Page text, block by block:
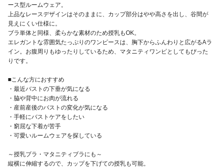
ース型ルームウェア。
上品なレースデザインはそのままに、カップ部分はやや高さを出し、谷間が
見えにくい仕様に。
ブラ単体と同様、柔らかな素材のため授乳もOK。
エレガントな雰囲気たっぷりのワンピースは、胸下からふんわりと広がるAラ
イン。お腹周りもゆったりしているため、マタニティワンピとしてもぴった
りです。
■こんな方におすすめ
・最近バストの下垂が気になる
・脇や背中にお肉が流れる
・産前産後のバストの変化が気になる
・手軽にバストケアをしたい
・窮屈な下着が苦手
・可愛いルームウェアを探している
～授乳ブラ・マタニティブラにも～
縦横に伸縮するので、カップを下げての授乳も可能。